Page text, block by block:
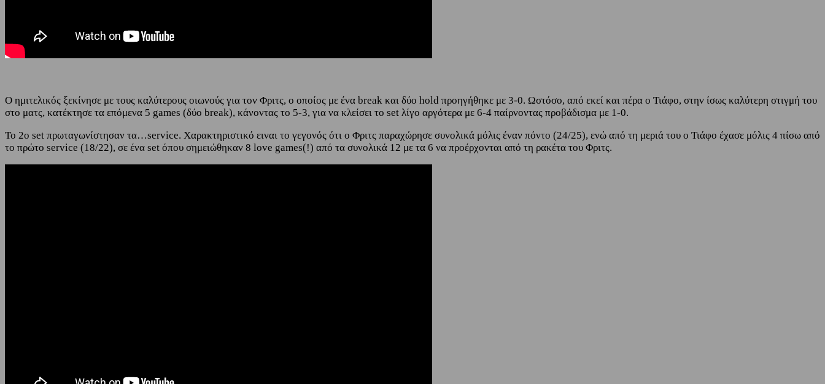
Ο ημιτελικός ξεκίνησε με τους καλύτερους οιωνούς για τον Φριτς, ο οποίος με ένα break και δύο hold προηγήθηκε με 3-0. Ωστόσο, από εκεί και πέρα ο Τιάφο, στην ίσως καλύτερη στιγμή του
στο ματς, κατέκτησε τα επόμενα 5 games (δύο break), κάνοντας το 5-3, για να κλείσει το set λίγο αργότερα με 6-4 παίρνοντας προβάδισμα με 1-0.
To 2o set πρωταγωνίστησαν τα…service. Χαρακτηριστικό ειναι το γεγονός ότι ο Φριτς παραχώρησε συνολικά μόλις έναν πόντο (24/25), ενώ από τη μεριά του ο Τιάφο έχασε μόλις 4 πίσω από
το πρώτο service (18/22), σε ένα set όπου σημειώθηκαν 8 love games(!) από τα συνολικά 12 με τα 6 να προέρχονται από τη ρακέτα του Φριτς.